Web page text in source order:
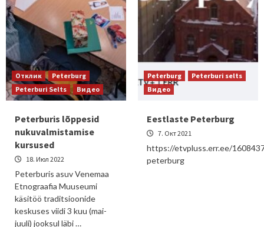
Отклик
Peterburg
Peterburi Selts
Видео
Peterburis lõppesid
nukuvalmistamise
kursused
18. Июл 2022
Peterburis asuv Venemaa
Etnograafia Muuseumi
käsitöö traditsioonide
keskuses viidi 3 kuu (mai-
juuli) jooksul läbi …
Peterburg
Peterburi selts
Видео
Eestlaste Peterburg
7. Окт 2021
https://etvpluss.err.ee/
peterburg